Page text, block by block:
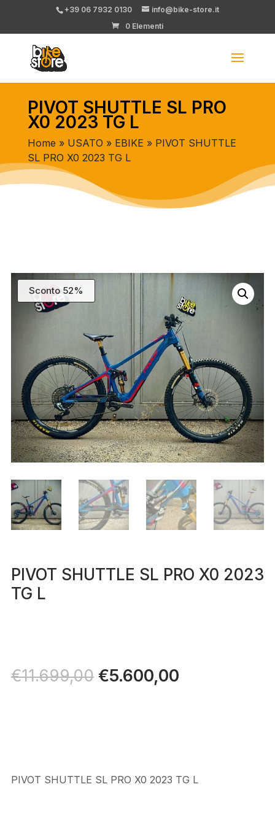
+39 06 7932 0130
info@bike-store.it
0 Elementi
PIVOT SHUTTLE SL PRO
X0 2023 TG L
Home » USATO » EBIKE » PIVOT SHUTTLE
SL PRO X0 2023 TG L
Sconto 52%
PIVOT SHUTTLE SL PRO X0 2023
TG L
€11.699,00 Il
€5.600,00Il
PIVOT SHUTTLE SL PRO X0 2023 TG L